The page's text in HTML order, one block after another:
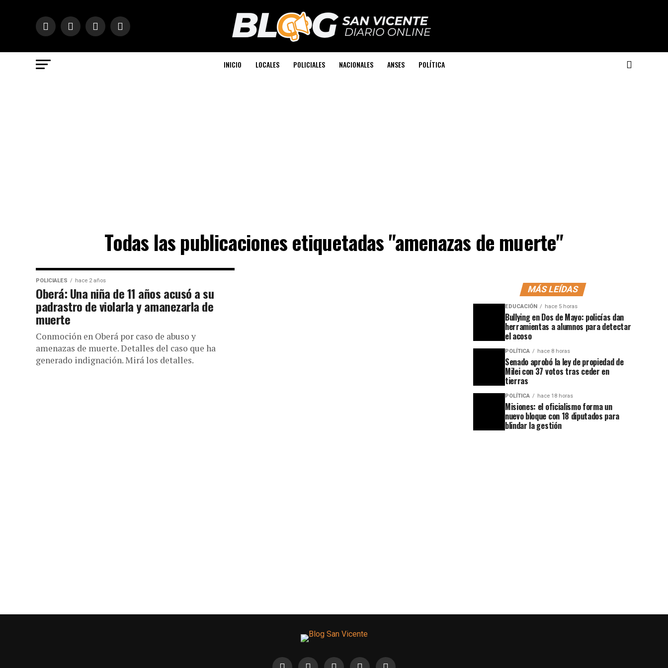
INICIO LOCALES POLICIALES NACIONALES ANSES POLÍTICA
Todas las publicaciones etiquetadas "amenazas de muerte"
POLICIALES hace 2 años
Oberá: Una niña de 11 años acusó a su
padrastro de violarla y amanezarla de
muerte
Conmoción en Oberá por caso de abuso y
amenazas de muerte. Detalles del caso que ha
generado indignación. Mirá los detalles.
MÁS LEÍDAS
EDUCACIÓN hace 5 horas
Bullying en Dos de Mayo: policías dan
herramientas a alumnos para detectar
el acoso
POLÍTICA hace 8 horas
Senado aprobó la ley de propiedad de
Milei con 37 votos tras ceder en
tierras
POLÍTICA hace 18 horas
Misiones: el oficialismo forma un
nuevo bloque con 18 diputados para
blindar la gestión